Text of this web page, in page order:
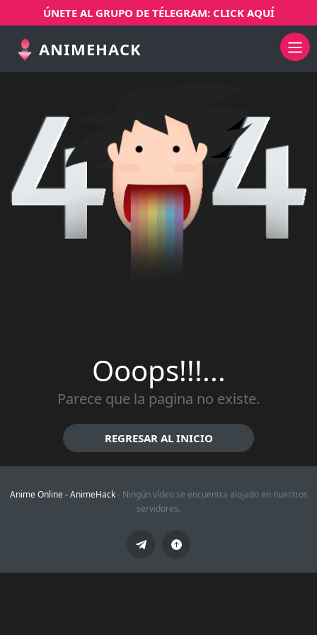
ÚNETE AL GRUPO DE TÉLEGRAM: CLICK AQUÍ
ANIMEHACK
Ooops!!!...
Parece que la pagina no existe.
REGRESAR AL INICIO
Anime Online -AnimeHack- Ningún vídeo se encuentra alojado en nuestros
servidores.